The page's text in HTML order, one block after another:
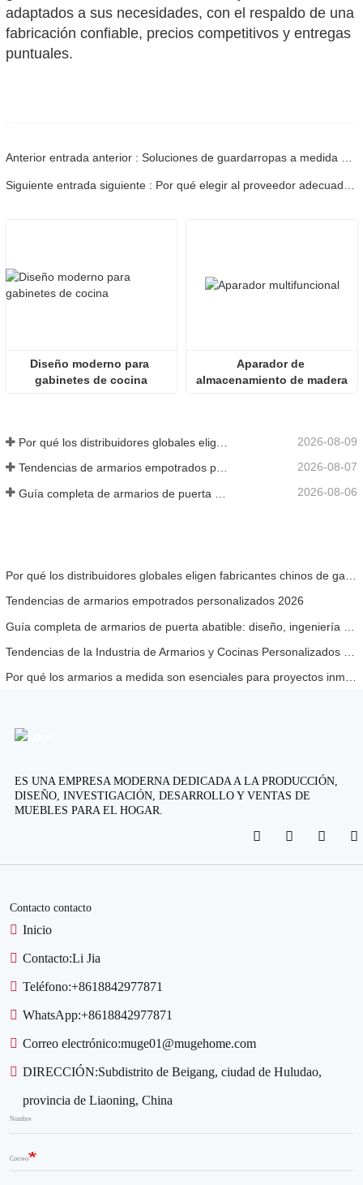
adaptados a sus necesidades, con el respaldo de una
fabricación confiable, precios competitivos y entregas
puntuales.
Diseño moderno para
gabinetes de cocina
Aparador de
almacenamiento de madera
2026-08-09
Tendencias de armarios empotrados personalizados 2026 2026-08-07
2026-08-06
Tendencias de armarios empotrados personalizados 2026
ES UNA EMPRESA MODERNA DEDICADA A LA PRODUCCIÓN,
DISEÑO, INVESTIGACIÓN, DESARROLLO Y VENTAS DE
MUEBLES PARA EL HOGAR.
Contacto contacto
Inicio
Contacto:Li Jia
Teléfono:+8618842977871
WhatsApp:+8618842977871
Correo electrónico:muge01@mugehome.com
DIRECCIÓN:Subdistrito de Beigang, ciudad de Huludao,
provincia de Liaoning, China
Nombre
Correo